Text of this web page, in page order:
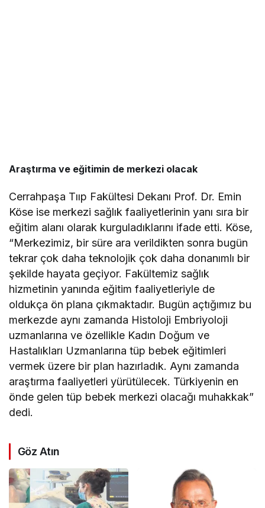
Araştırma ve eğitimin de merkezi olacak
Cerrahpaşa Tııp Fakültesi Dekanı Prof. Dr. Emin
Köse ise merkezi sağlık faaliyetlerinin yanı sıra bir
eğitim alanı olarak kurguladıklarını ifade etti. Köse,
“Merkezimiz, bir süre ara verildikten sonra bugün
tekrar çok daha teknolojik çok daha donanımlı bir
şekilde hayata geçiyor. Fakültemiz sağlık
hizmetinin yanında eğitim faaliyetleriyle de
oldukça ön plana çıkmaktadır. Bugün açtığımız bu
merkezde aynı zamanda Histoloji Embriyoloji
uzmanlarına ve özellikle Kadın Doğum ve
Hastalıkları Uzmanlarına tüp bebek eğitimleri
vermek üzere bir plan hazırladık. Aynı zamanda
araştırma faaliyetleri yürütülecek. Türkiyenin en
önde gelen tüp bebek merkezi olacağı muhakkak”
dedi.
Göz Atın